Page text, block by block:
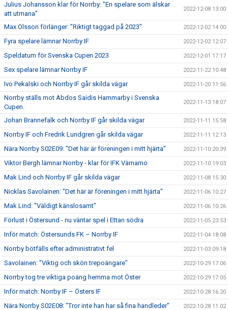
Julius Johansson klar för Norrby: "En spelare som älskar
att utmana"
2022-12-08 13:00
Max Olsson förlänger: ”Riktigt taggad på 2023” 2022-12-02 14:00
Fyra spelare lämnar Norrby IF 2022-12-02 12:07
Speldatum för Svenska Cupen 2023 2022-12-01 17:17
Sex spelare lämnar Norrby IF 2022-11-22 10:48
Ivo Pekalski och Norrby IF går skilda vägar 2022-11-20 11:56
Norrby ställs mot Abdos Saidis Hammarby i Svenska
Cupen.
2022-11-13 18:07
Johan Brannefalk och Norrby IF går skilda vägar 2022-11-11 15:58
Norrby IF och Fredrik Lundgren går skilda vägar 2022-11-11 12:13
Nära Norrby S02E09: "Det här är föreningen i mitt hjärta" 2022-11-10 20:39
Viktor Bergh lämnar Norrby - klar för IFK Värnamo 2022-11-10 19:03
Mak Lind och Norrby IF går skilda vägar 2022-11-08 15:30
Nicklas Savolainen: "Det här är föreningen i mitt hjärta" 2022-11-06 10:27
Mak Lind: "Väldigt känslosamt" 2022-11-06 10:26
Förlust i Östersund - nu väntar spel i Ettan södra 2022-11-05 23:53
Inför match: Östersunds FK – Norrby IF 2022-11-04 18:08
Norrby bötfälls efter administrativt fel 2022-11-03 09:18
Savolainen: "Viktig och skön trepoängare" 2022-10-29 17:06
Norrby tog tre viktiga poäng hemma mot Öster 2022-10-29 17:05
Inför match: Norrby IF – Östers IF 2022-10-28 16:20
Nära Norrby S02E08: "Tror inte han har så fina handleder" 2022-10-28 11:02